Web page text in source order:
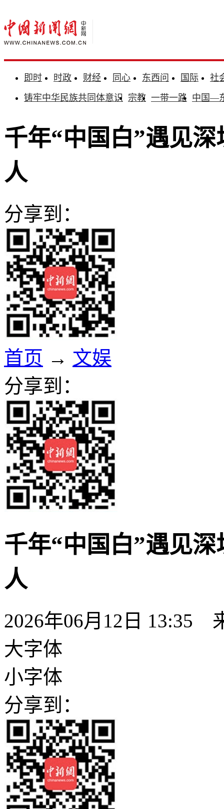
即时 时政 财经 同心 东西问 国际
社
铸牢中华民族共同体意识 宗教 一带一路 中国—
千年“中国白”遇见
人
分享到：
首页 → 文娱
分享到：
千年“中国白”遇见
人
2026年06月12日 13:35
大字体
小字体
分享到：